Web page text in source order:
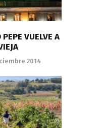
VUELVE A
2014